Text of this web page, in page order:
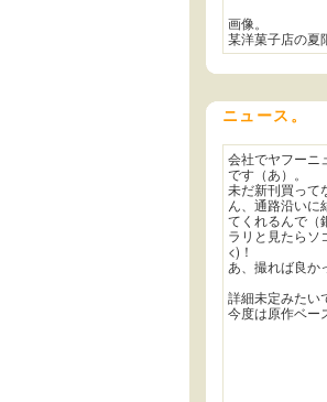
画像。
某洋菓子店の
ニュース。
会社でヤフーニ
です（あ）。
未だ新刊買って
ん、通路沿いに
てくれるんで（
ラリと見たらソ
<)！
あ、撮れば良か
詳細未定みたい
今度は原作ベー